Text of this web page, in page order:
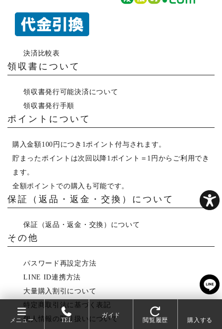
決済比較表
領収書について
領収書発行可能決済について
領収書発行手順
ポイントについて
購入金額100円につき1ポイント付与されます。
貯まったポイントは次回以降1ポイント＝1円からご利用でき
ます。
全額ポイントでの購入も可能です。
保証（返品・返金・交換）について
保証（返品・返金・交換）について
その他
パスワード再設定方法
LINE ID連携方法
大量購入割引について
特定商取引法に基づく表記
個人情報の取り扱いについて
メニュー TEL
ガイド
閲覧履歴 購入する